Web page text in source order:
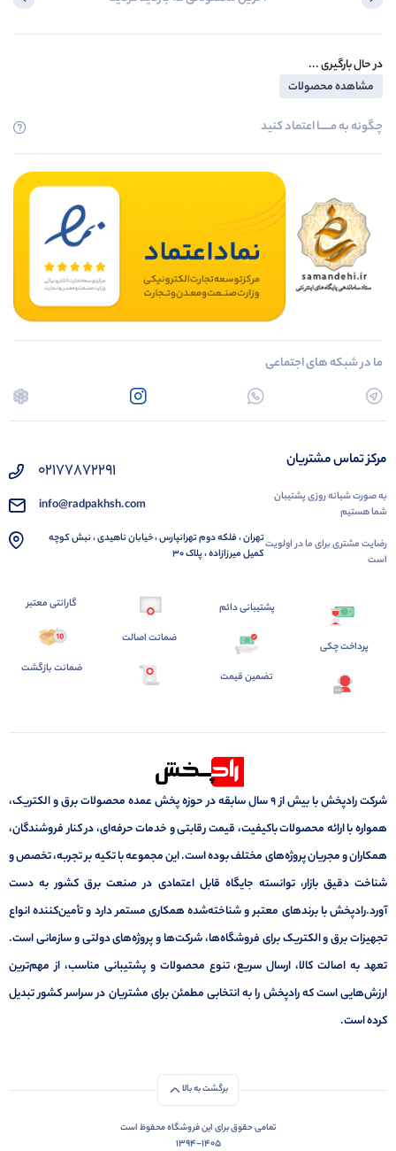
در حال بارگیری ...
مشاهده محصولات
چگونه به مــــــا اعتماد کنید
ما در شبکه های اجتماعی
مرکز تماس مشتریان
به صورت شبانه روزی پشتیبان
شما هستیم
رضایت مشتری برای ما در اولویت
است
02177872291
info@radpakhsh.com
تهران ، فلکه دوم تهرانپارس ، خیابان ناهیدی ، نبش کوچه
کمیل میرزازاده ، پلاک 30
پرداخت چکی
پشتیبانی دائم
تضمین قیمت
ضمانت اصالت
گارانتی معتبر
ضمانت بازگشت
شرکت رادپخش با بیش از ۹ سال سابقه در حوزه پخش عمده محصولات برق و الکتریک،
همواره با ارائه محصولات باکیفیت، قیمت رقابتی و خدمات حرفه‌ای، در کنار فروشندگان،
همکاران و مجریان پروژه‌های مختلف بوده است. این مجموعه با تکیه بر تجربه، تخصص و
شناخت دقیق بازار، توانسته جایگاه قابل اعتمادی در صنعت برق کشور به دست
آورد.رادپخش با برندهای معتبر و شناخته‌شده همکاری مستمر دارد و تأمین‌کننده انواع
تجهیزات برق و الکتریک برای فروشگاه‌ها، شرکت‌ها و پروژه‌های دولتی و سازمانی است.
تعهد به اصالت کالا، ارسال سریع، تنوع محصولات و پشتیبانی مناسب، از مهم‌ترین
ارزش‌هایی است که رادپخش را به انتخابی مطمئن برای مشتریان در سراسر کشور تبدیل
کرده است.
برگشت به بالا
تمامی حقوق برای این فروشگاه محفوظ است
1394-1405